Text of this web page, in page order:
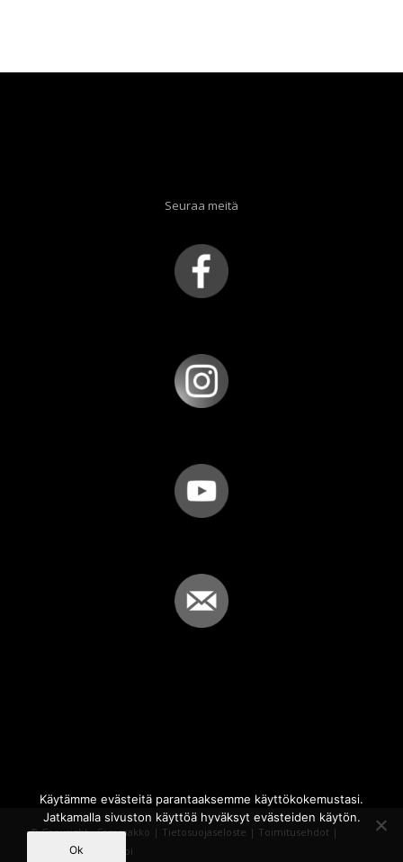
Seuraa meitä
© Copyright - Sammakko | Tietosuojaseloste | Toimitusehdot |
Powered by
iQWebbi
Käytämme evästeitä parantaaksemme käyttökokemustasi.
Jatkamalla sivuston käyttöä hyväksyt evästeiden käytön.
Ok